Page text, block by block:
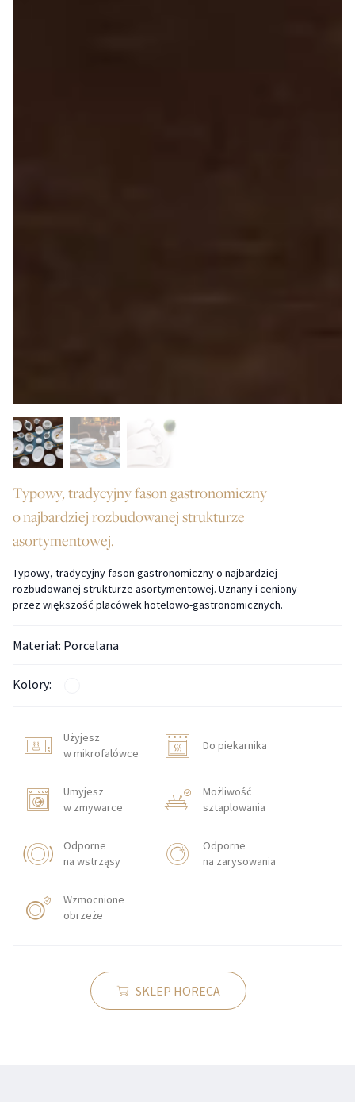
Typowy, tradycyjny fason gastronomiczny
o najbardziej rozbudowanej strukturze
asortymentowej.
Typowy, tradycyjny fason gastronomiczny o najbardziej
rozbudowanej strukturze asortymentowej. Uznany i ceniony
przez większość placówek hotelowo-gastronomicznych.
Materiał: Porcelana
Kolory:
Użyjesz
w mikrofalówce
Do piekarnika
Umyjesz
w zmywarce
Możliwość
sztaplowania
Odporne
na wstrząsy
Odporne
na zarysowania
Wzmocnione
obrzeże
SKLEP HORECA